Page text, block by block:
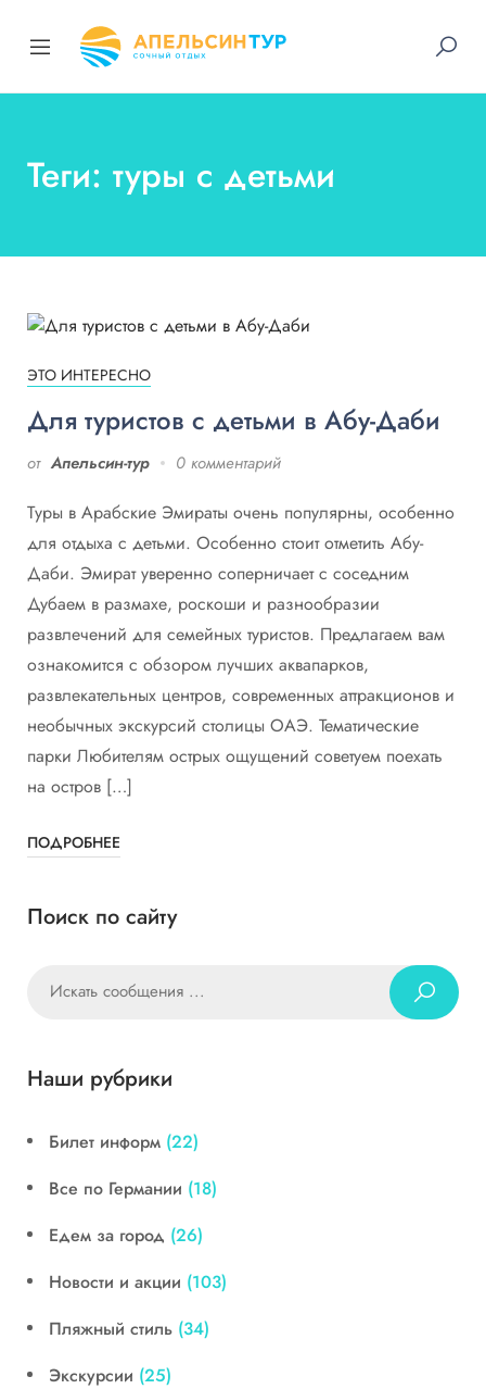
Теги: туры с детьми
ЭТО ИНТЕРЕСНО
Для туристов с детьми в Абу-Даби
от Апельсин-тур 0 комментарий
Туры в Арабские Эмираты очень популярны, особенно
для отдыха с детьми. Особенно стоит отметить Абу-
Даби. Эмират уверенно соперничает с соседним
Дубаем в размахе, роскоши и разнообразии
развлечений для семейных туристов. Предлагаем вам
ознакомится с обзором лучших аквапарков,
развлекательных центров, современных аттракционов и
необычных экскурсий столицы ОАЭ. Тематические
парки Любителям острых ощущений советуем поехать
на остров […]
ПОДРОБНЕЕ
Поиск по сайту
Наши рубрики
Билет информ (22)
Все по Германии (18)
Едем за город (26)
Новости и акции (103)
Пляжный стиль (34)
Экскурсии (25)